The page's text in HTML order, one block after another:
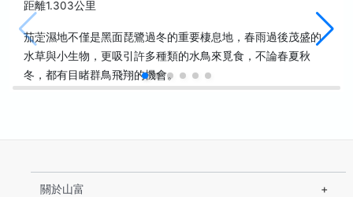
距離1.303公里
茄萣濕地不僅是黑面琵鷺過冬的重要棲息地，春雨過後茂盛的
水草與小生物，更吸引許多種類的水鳥來覓食，不論春夏秋
冬，都有目睹群鳥飛翔的機會。
關於山富